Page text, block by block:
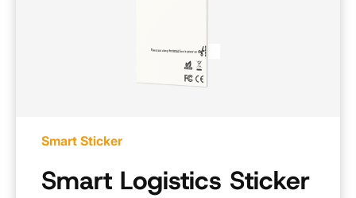
Smart Sticker
Smart Logistics Sticker